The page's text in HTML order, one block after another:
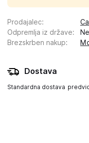
Prodajalec:
Odpremlja iz države:
Brezskrben nakup:
Dostava
Standardna dostava